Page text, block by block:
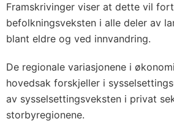
Framskrivinger viser at dette vil
befolkningsveksten i alle deler av
blant eldre og ved innvandring.
De regionale variasjonene i
hovedsak forskjeller i
av sysselsettingsveksten i privat
storbyregionene.